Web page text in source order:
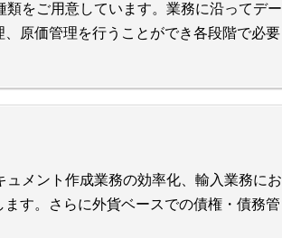
類をご用意しています。業務に沿ってデー
原価管理を行うことができ各段階で必要
メント作成業務の効率化、輸入業務にお
す。さらに外貨ベースでの債権・債務管